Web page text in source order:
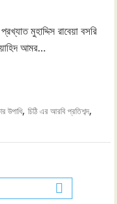
মুহাদ্দিস রাবেয়া বসরি
আমর…
উপাধি,চিঠি এর আরবি প্রতিশব্দ,